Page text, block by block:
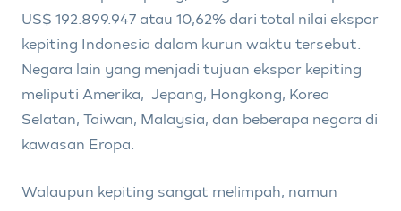
US$ 192.899.947 atau 10,62% dari total nilai ekspor
kepiting Indonesia dalam kurun waktu tersebut.
Negara lain yang menjadi tujuan ekspor kepiting
meliputi Amerika, Jepang, Hongkong, Korea
Selatan, Taiwan, Malaysia, dan beberapa negara di
kawasan Eropa.
Walaupun kepiting sangat melimpah, namun